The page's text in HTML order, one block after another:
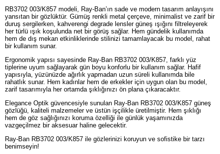
RB3702 003/K857 modeli, Ray-Ban’ın sade ve modern tasarım anlayışını
yansıtan bir gözlüktür. Gümüş renkli metal çerçeve, minimalist ve zarif bir
duruş sergilerken, kahverengi degrade lensler güneş ışığını filtreleyerek
her türlü ışık koşulunda net bir görüş sağlar. Hem gündelik kullanımda
hem de dış mekan etkinliklerinde stilinizi tamamlayacak bu model, rahat
bir kullanım sunar.
Ergonomik yapısı sayesinde Ray-Ban RB3702 003/K857, farklı yüz
tiplerine uyum sağlayarak gün boyu konforlu bir kullanım sağlar. Hafif
yapısıyla, yüzünüzde ağırlık yapmadan uzun süreli kullanımda bile
rahatlık sunar. Hem kadınlar hem de erkekler için uygun olan bu model,
zarif tasarımıyla her ortamda şıklığınızı ön plana çıkaracaktır.
Elegance Optik güvencesiyle sunulan Ray-Ban RB3702 003/K857 güneş
gözlüğü, kaliteli malzemeler ve üstün işçilikle üretilmiştir. Hem şıklığı
hem de göz sağlığınızı koruma özelliği ile günlük yaşamınızda
vazgeçilmez bir aksesuar haline gelecektir.
Ray-Ban RB3702 003/K857 ile gözlerinizi koruyun ve sofistike bir tarzı
benimseyin!